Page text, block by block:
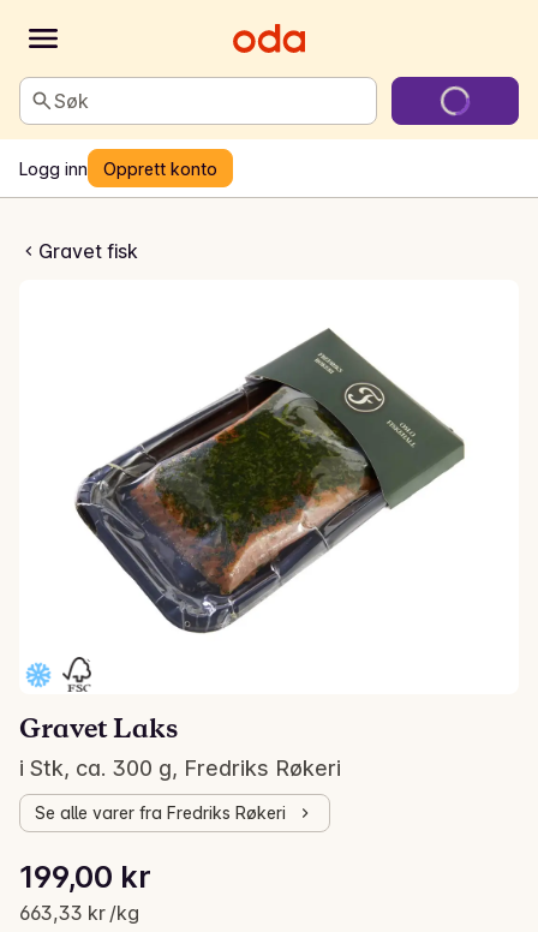
Søk
Logg inn Opprett konto
Gravet fisk
Laks
Gravet Laks
i Stk, ca. 300 g, Fredriks Røkeri
Se alle varer fra Fredriks Røkeri
Gjeldende pris er: 199,00 kr
199,00 kr
663,33 kr /kg
Stykkpris: 663,33 kr /kg